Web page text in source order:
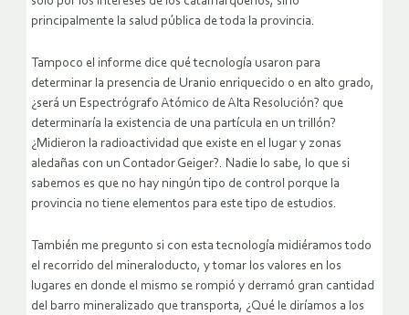
principalmente la salud pública de toda la provincia.
Tampoco el informe dice qué tecnología usaron para
determinar la presencia de Uranio enriquecido o en alto grado,
¿será un Espectrógrafo Atómico de Alta Resolución? que
determinaría la existencia de una partícula en un trillón?
¿Midieron la radioactividad que existe en el lugar y zonas
aledañas con un Contador Geiger?. Nadie lo sabe, lo que si
sabemos es que no hay ningún tipo de control porque la
provincia no tiene elementos para este tipo de estudios.
También me pregunto si con esta tecnología midiéramos todo
el recorrido del mineraloducto, y tomar los valores en los
lugares en donde el mismo se rompió y derramó gran cantidad
del barro mineralizado que transporta, ¿Qué le diríamos a los